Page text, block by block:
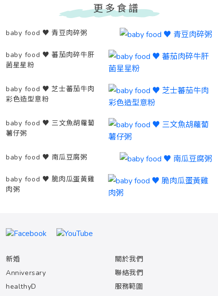
更多食譜
baby food ♥ 青豆肉碎粥
baby food ♥ 蕃茄肉碎牛肝
菌星星粉
baby food ♥ 芝士蕃茄牛肉
彩色造型意粉
baby food ♥ 三文魚胡蘿蔔
薯仔粥
baby food ♥ 南瓜豆腐粥
baby food ♥ 脆肉瓜蛋黃雞
肉粥
新婚
Anniversary
healthyD
關於我們
聯絡我們
服務範圍